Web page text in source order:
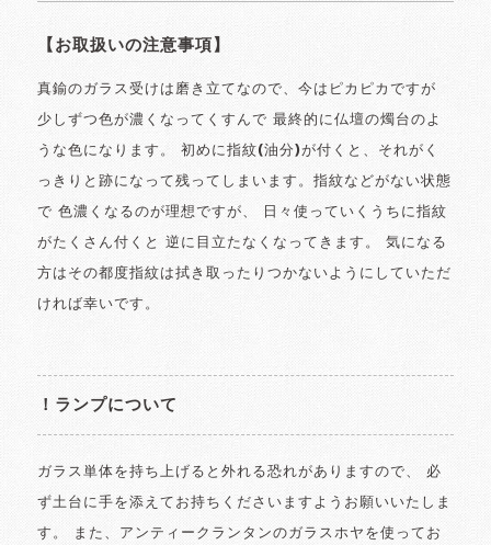
【お取扱いの注意事項】
真鍮のガラス受けは磨き立てなので、今はピカピカですが
少しずつ色が濃くなってくすんで 最終的に仏壇の燭台のよ
うな色になります。 初めに指紋(油分)が付くと、それがく
っきりと跡になって残ってしまいます。指紋などがない状態
で 色濃くなるのが理想ですが、 日々使っていくうちに指紋
がたくさん付くと 逆に目立たなくなってきます。 気になる
方はその都度指紋は拭き取ったりつかないようにしていただ
ければ幸いです。
！ランプについて
ガラス単体を持ち上げると外れる恐れがありますので、 必
ず土台に手を添えてお持ちくださいますようお願いいたしま
す。 また、アンティークランタンのガラスホヤを使ってお